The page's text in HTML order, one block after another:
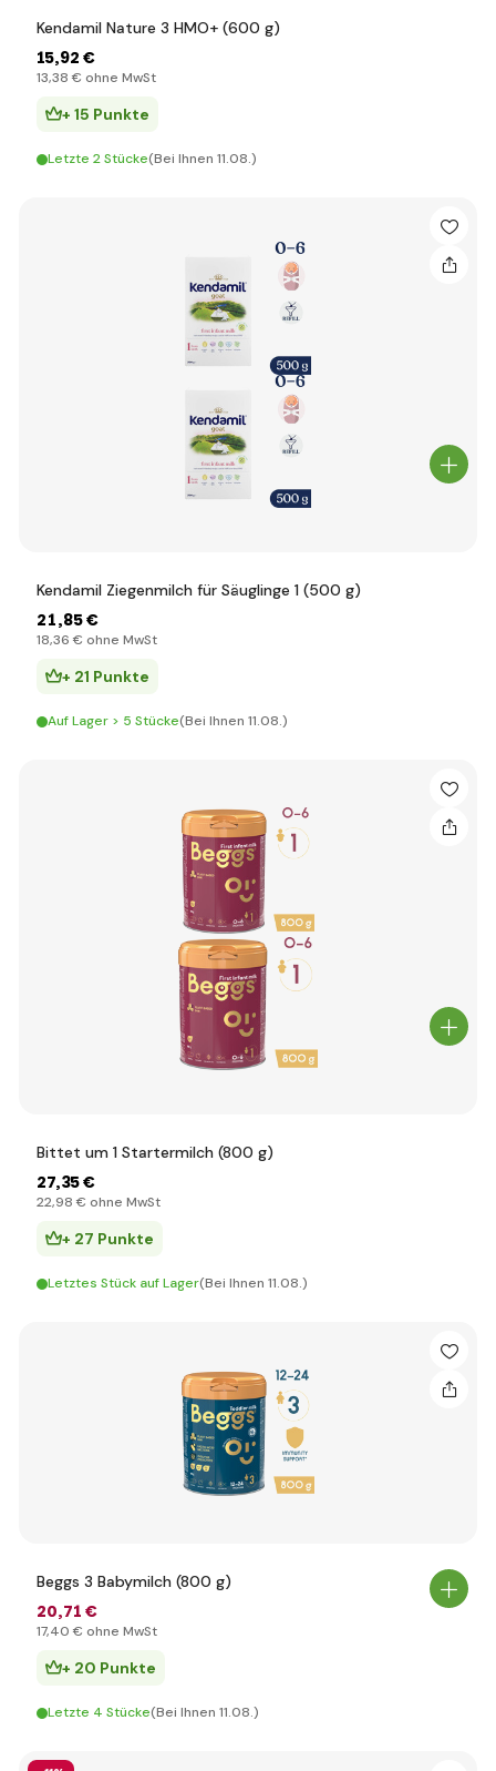
Kendamil Nature 3 HMO+ (600 g)
15,92 €
13,38 € ohne MwSt
+ 15 Punkte
Letzte 2 Stücke(Bei Ihnen 11.08.)
Kendamil Ziegenmilch für Säuglinge 1 (500 g)
21,85 €
18,36 € ohne MwSt
+ 21 Punkte
Auf Lager > 5 Stücke(Bei Ihnen 11.08.)
Bittet um 1 Startermilch (800 g)
27,35 €
22,98 € ohne MwSt
+ 27 Punkte
Letztes Stück auf Lager(Bei Ihnen 11.08.)
Beggs 3 Babymilch (800 g)
20,71 €
17,40 € ohne MwSt
+ 20 Punkte
Letzte 4 Stücke(Bei Ihnen 11.08.)